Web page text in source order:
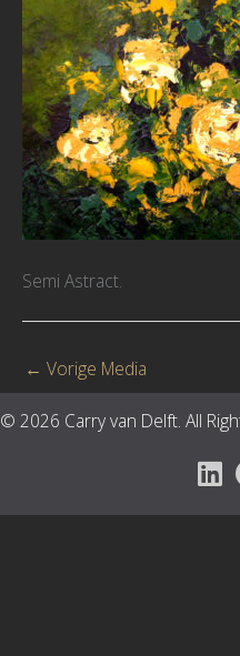
Semi Astract.
← Vorige Media
© 2026 Carry van Delft. All